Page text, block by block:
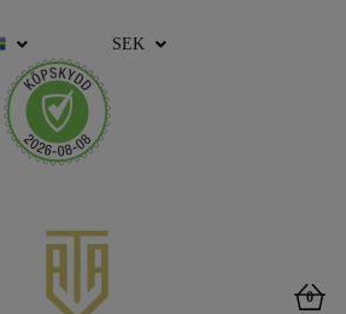
SEK
0